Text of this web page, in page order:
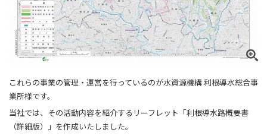
これらの事業の管理・運営を行っているのが水資源機構 利根導水総合事
業所様です。
当社では、その活動内容を紹介するリーフレット「利根導水路概要書
（詳細版）」を作成いたしました。